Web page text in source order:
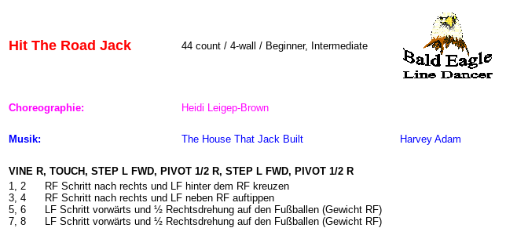
Hit The Road Jack 44 count / 4-wall / Beginner, Intermediate
Choreographie: Heidi Leigep-Brown
Musik: The House That Jack Built Harvey Adam
VINE R, TOUCH, STEP L FWD, PIVOT 1/2 R, STEP L FWD, PIVOT 1/2 R
1, 2
3, 4
5, 6
7, 8
RF Schritt nach rechts und LF hinter dem RF kreuzen
RF Schritt nach rechts und LF neben RF auftippen
LF Schritt vorwärts und ½ Rechtsdrehung auf den Fußballen (Gewicht RF)
LF Schritt vorwärts und ½ Rechtsdrehung auf den Fußballen (Gewicht RF)